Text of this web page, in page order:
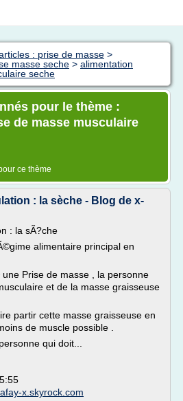
: prise de masse >
masse seche > alimentation
seche
pour le thème :
de masse musculaire
ce thème
: la sèche - Blog de x-
: la sÃ?che
alimentaire principal en
Prise de masse , la personne
et de la masse graisseuse
partir cette masse graisseuse en
de muscle possible .
qui doit...
x.skyrock.com